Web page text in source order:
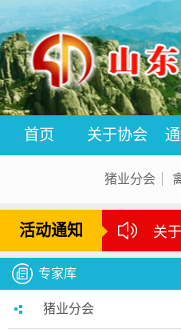
首页 关于协会
猪业分会
活动通知 关
专家库
猪业分会